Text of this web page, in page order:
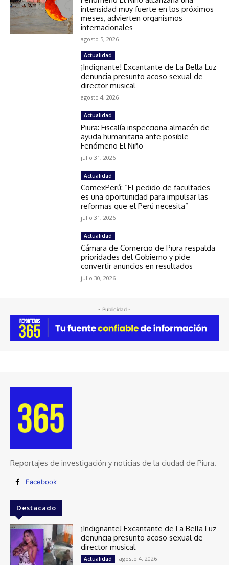
intensidad muy fuerte en los próximos
meses, advierten organismos
internacionales
agosto 5, 2026
Actualidad
¡Indignante! Excantante de La Bella Luz
denuncia presunto acoso sexual de
director musical
agosto 4, 2026
Actualidad
Piura: Fiscalía inspecciona almacén de
ayuda humanitaria ante posible
Fenómeno El Niño
julio 31, 2026
Actualidad
ComexPerú: “El pedido de facultades
es una oportunidad para impulsar las
reformas que el Perú necesita”
julio 31, 2026
Actualidad
Cámara de Comercio de Piura respalda
prioridades del Gobierno y pide
convertir anuncios en resultados
julio 30, 2026
- Publicidad -
Reportajes de investigación y noticias de la ciudad de Piura.
Facebook
Destacado
¡Indignante! Excantante de La Bella Luz
denuncia presunto acoso sexual de
director musical
Actualidad agosto 4, 2026